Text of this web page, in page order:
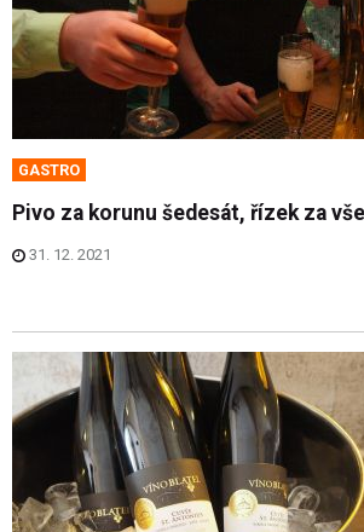
GASTRO
Pivo za korunu šedesát, řízek za
31. 12. 2021